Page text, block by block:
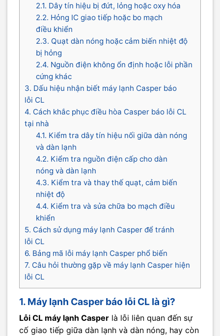
2.1. Dây tín hiệu bị đứt, lỏng hoặc oxy hóa
2.2. Hỏng IC giao tiếp hoặc bo mạch
điều khiển
2.3. Quạt dàn nóng hoặc cảm biến nhiệt độ
bị hỏng
2.4. Nguồn điện không ổn định hoặc lỗi phần
cứng khác
3. Dấu hiệu nhận biết máy lạnh Casper báo
lỗi CL
4. Cách khắc phục điều hòa Casper báo lỗi CL
tại nhà
4.1. Kiểm tra dây tín hiệu nối giữa dàn nóng
và dàn lạnh
4.2. Kiểm tra nguồn điện cấp cho dàn
nóng và dàn lạnh
4.3. Kiểm tra và thay thế quạt, cảm biến
nhiệt độ
4.4. Kiểm tra và sửa chữa bo mạch điều
khiển
5. Cách sử dụng máy lạnh Casper để tránh
lỗi CL
6. Bảng mã lỗi máy lạnh Casper phổ biến
7. Câu hỏi thường gặp về máy lạnh Casper hiện
lỗi CL
1. Máy lạnh Casper báo lỗi CL là gì?
Lỗi CL máy lạnh Casper là lỗi liên quan đến sự
cố giao tiếp giữa dàn lạnh và dàn nóng, hay còn